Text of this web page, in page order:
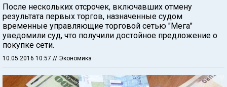
После нескольких отсрочек, включавших отмену
результата первых торгов, назначенные судом
временные управляющие торговой сетью "Мега"
уведомили суд, что получили достойное предложение о
покупке сети.
10.05.2016 10:57 // Экономика